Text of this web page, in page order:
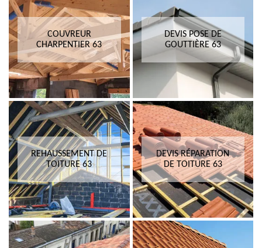
COUVREUR
CHARPENTIER 63
DEVIS POSE DE
GOUTTIÈRE 63
REHAUSSEMENT DE
TOITURE 63
DEVIS RÉPARATION
DE TOITURE 63